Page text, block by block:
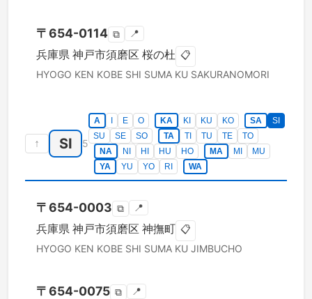
〒654-0114 ⧉ 📍
兵庫県 神戸市須磨区 桜の杜 📋
HYOGO KEN KOBE SHI SUMA KU SAKURANOMORI
↑ SI 5
A E O KA KI KU KO SA
SI
SU
SE SO TA TI TU TE
TO
NA
NI HI HU HO MA MI
MU
YA
YU YO RI WA
〒654-0003 ⧉ 📍
兵庫県 神戸市須磨区 神撫町 📋
HYOGO KEN KOBE SHI SUMA KU JIMBUCHO
〒654-0075 ⧉ 📍